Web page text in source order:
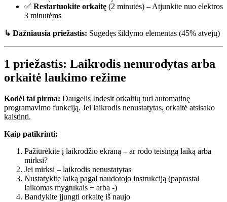
✅ Restartuokite orkaitę (2 minutės) – Atjunkite nuo elektros
3 minutėms
↳ Dažniausia priežastis: Sugedęs šildymo elementas (45% atvejų)
1 priežastis: Laikrodis nenurodytas arba
orkaitė laukimo režime
Kodėl tai pirma: Daugelis Indesit orkaitių turi automatinę
programavimo funkciją. Jei laikrodis nenustatytas, orkaitė atsisako
kaistinti.
Kaip patikrinti:
Pažiūrėkite į laikrodžio ekraną – ar rodo teisingą laiką arba
mirksi?
Jei mirksi – laikrodis nenustatytas
Nustatykite laiką pagal naudotojo instrukciją (paprastai
laikomas mygtukais + arba -)
Bandykite įjungti orkaitę iš naujo